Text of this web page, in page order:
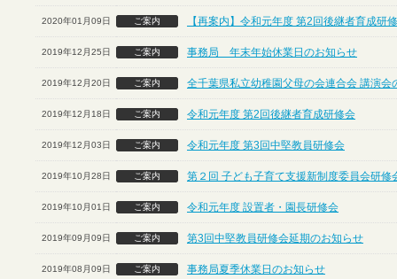
2020年01月09日 ご案内 【再案内】令和元年度 第2回後継者育成研
2019年12月25日 ご案内 事務局 年末年始休業日のお知らせ
2019年12月20日 ご案内 全千葉県私立幼稚園父母の会連合会 講演会
2019年12月18日 ご案内 令和元年度 第2回後継者育成研修会
2019年12月03日 ご案内 令和元年度 第3回中堅教員研修会
2019年10月28日 ご案内 第２回 子ども子育て支援新制度委員会研修
2019年10月01日 ご案内 令和元年度 設置者・園長研修会
2019年09月09日 ご案内 第3回中堅教員研修会延期のお知らせ
2019年08月09日 ご案内 事務局夏季休業日のお知らせ